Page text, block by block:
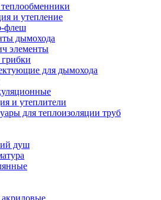
и утепление
флеш
дымохода
элементы
для дымохода
и утеплители
для теплоизоляции труб
душ